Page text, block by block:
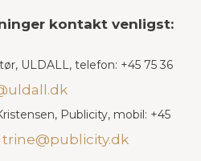
kontakt venligst:
ULDALL, telefon: +45 75 36
Publicity, mobil: +45
trine@publicity.dk